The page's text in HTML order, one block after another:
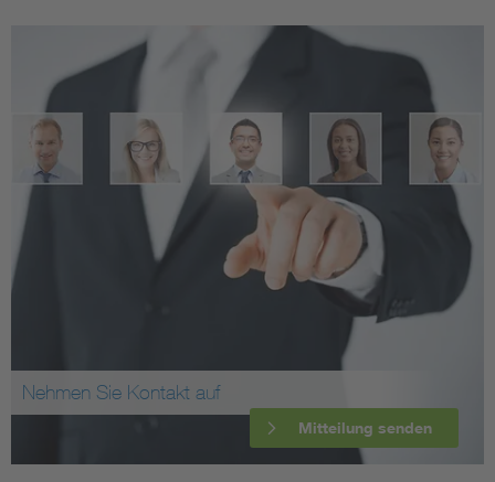
Nehmen Sie Kontakt auf
Mitteilung senden